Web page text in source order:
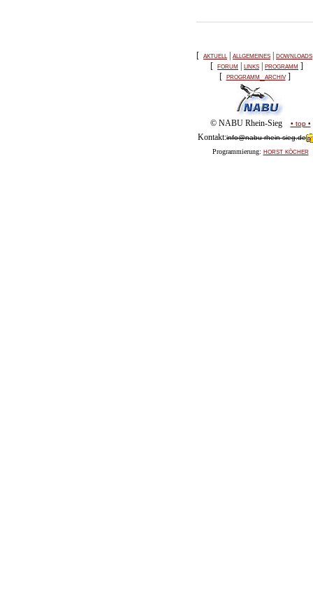
[ aktuell| allgemeines downloads
[ forum links programm ]
[ programm_archiv ]
© NABU Rhein-Sieg • top •
Kontakt:info@nabu-rhein-sieg.de
Programmierung: horst köcher